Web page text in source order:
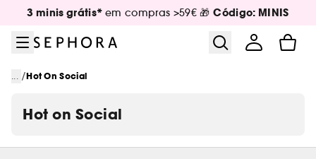
Ir para o menu
Ir para o conteúdo principal
Ir para o rodapé
3 minis grátis* em compras >59€ 🎁Código: MINIS
... /Hot On Social
Hot on Social